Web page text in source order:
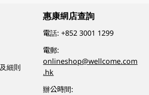
細則
惠康網店查詢
電話:+852 3001 1299
電郵:
onlineshop@wellcome.com
.hk
辦公時間: